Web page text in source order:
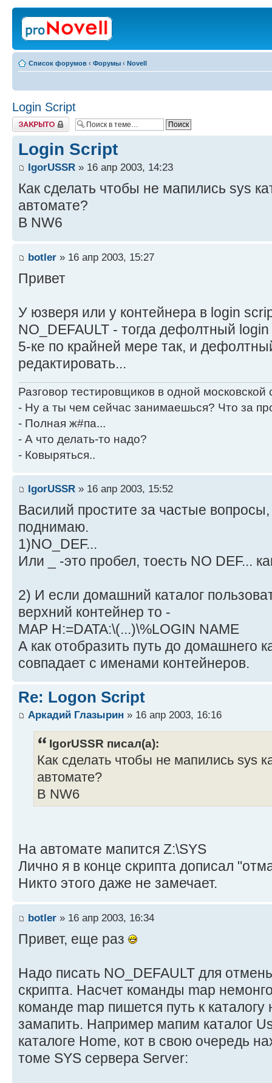
Список форумов ‹ Форумы ‹ Novell
Login Script
Закрыто
Login Script
IgorUSSR » 16 апр 2003, 14:23
Как сделать чтобы не мапились sys
автомате?
В NW6
botler » 16 апр 2003, 15:27
Привет
У юзверя или у контейнера в login
NO_DEFAULT - тогда дефолтный
5-ке по крайней мере так, и
редактировать...
Разговор тестировщиков в одной
- Ну а ты чем сейчас занимаешься? Что за
- Полная ж#па...
- А что делать-то надо?
- Ковыряться..
IgorUSSR » 16 апр 2003, 15:52
Василий простите за частые
поднимаю.
1)NO_DEF...
Или _ -это пробел, тоесть NO DEF...
2) И если домашний каталог
верхний контейнер то -
MAP H:=DATA:\(...)\%LOGIN NAME
А как отобразить путь до домашнего
совпадает с именами контейнеров.
Re: Logon Script
Аркадий Глазырин » 16 апр 2003, 16:16
IgorUSSR писал(а):
Как сделать чтобы не мапились sys
автомате?
В NW6
На автомате мапится Z:\SYS
Лично я в конце скрипта дописал
Никто этого даже не замечает.
botler » 16 апр 2003, 16:34
Привет, еще раз
Надо писать NO_DEFAULT для
скрипта. Насчет команды map
команде map пишется путь к
замапить. Например мапим каталог
каталоге Home, кот в свою очередь
томе SYS сервера Server: